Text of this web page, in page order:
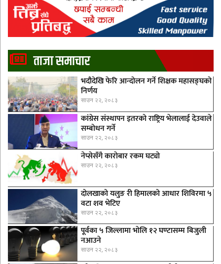
ताजा समाचार
भदौदेखि फेरि आन्दोलन गर्ने शिक्षक महासङ्घको
निर्णय
साउन २२, २०८३
कांग्रेस संस्थापन इतरको राष्ट्रिय भेलालाई देउवाले
सम्बोधन गर्ने
साउन २२, २०८३
नेप्सेसँगै काराेबार रकम घट्याे
साउन २२, २०८३
दोलखाको यलुङ री हिमालको आधार शिविरमा ५
वटा शव भेटिए
साउन २२, २०८३
पूर्वका ५ जिल्लामा भाेलि १२ घण्टासम्म बिजुली
नआउने
साउन २२, २०८३